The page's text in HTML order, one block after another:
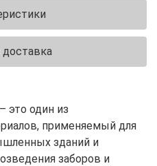
доставка
это один из
применяемый для
зданий и
заборов и